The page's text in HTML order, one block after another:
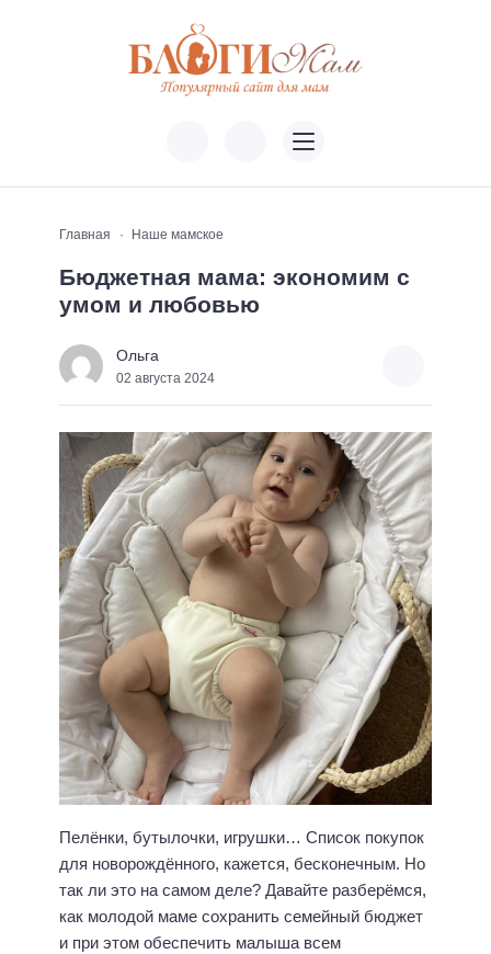
Главная Наше мамское
Бюджетная мама: экономим с
умом и любовью
Ольга
02 августа 2024
Пелёнки, бутылочки, игрушки… Список покупок
для новорождённого, кажется, бесконечным. Но
так ли это на самом деле? Давайте разберёмся,
как молодой маме сохранить семейный бюджет
и при этом обеспечить малыша всем